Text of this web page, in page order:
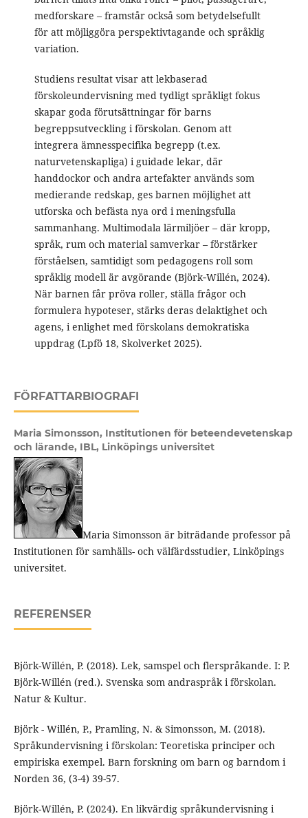
medforskare – framstår också som betydelsefullt
för att möjliggöra perspektivtagande och språklig
variation.
Studiens resultat visar att lekbaserad
förskoleundervisning med tydligt språkligt fokus
skapar goda förutsättningar för barns
begreppsutveckling i förskolan. Genom att
integrera ämnesspecifika begrepp (t.ex.
naturvetenskapliga) i guidade lekar, där
handdockor och andra artefakter används som
medierande redskap, ges barnen möjlighet att
utforska och befästa nya ord i meningsfulla
sammanhang. Multimodala lärmiljöer – där kropp,
språk, rum och material samverkar – förstärker
förståelsen, samtidigt som pedagogens roll som
språklig modell är avgörande (Björk‑Willén, 2024).
När barnen får pröva roller, ställa frågor och
formulera hypoteser, stärks deras delaktighet och
agens, i enlighet med förskolans demokratiska
uppdrag (Lpfö 18, Skolverket 2025).
FÖRFATTARBIOGRAFI
Maria Simonsson, Institutionen för beteendevetenskap
och lärande, IBL, Linköpings universitet
Maria Simonsson är biträdande professor på
Institutionen för samhälls- och välfärdsstudier, Linköpings
universitet.
REFERENSER
Björk-Willén, P. (2018). Lek, samspel och flerspråkande. I: P.
Björk-Willén (red.). Svenska som andraspråk i förskolan.
Natur & Kultur.
Björk - Willén, P., Pramling, N. & Simonsson, M. (2018).
Språkundervisning i förskolan: Teoretiska principer och
empiriska exempel. Barn forskning om barn og barndom i
Norden 36, (3-4) 39-57.
Björk-Willén, P. (2024). En likvärdig språkundervisning i